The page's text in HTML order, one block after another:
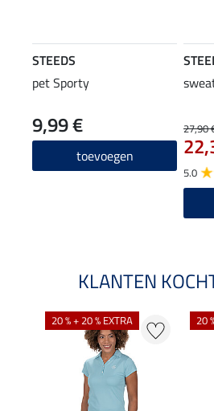
STEEDS
pet Sporty
9,99 €
toevoegen
27,90
5.0
KLANTEN
20 % + 20 % EXTRA 20